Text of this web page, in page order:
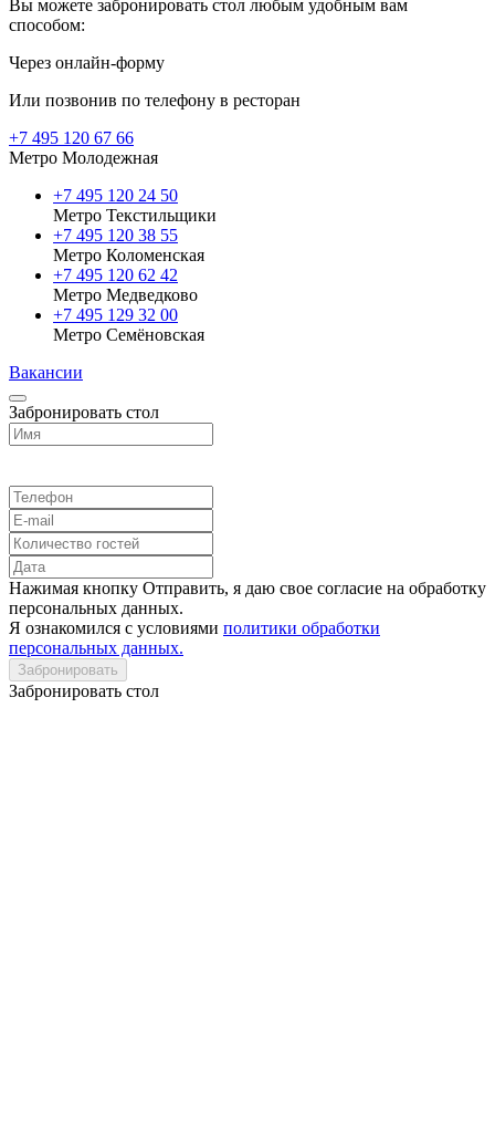
Вы можете забронировать стол любым удобным вам
способом:
Через онлайн-форму
Или позвонив по телефону в ресторан
+7 495 120 67 66
Метро Молодежная
+7 495 120 24 50
Метро Текстильщики
+7 495 120 38 55
Метро Коломенская
‎+7 495 120 62 42
Метро Медведково
+7 495 129 32 00
Метро Семёновская
Вакансии
Забронировать стол
Нажимая кнопку Отправить, я даю свое согласие на обработку
персональных данных.
Я ознакомился с условиями политики обработки
персональных данных.
Забронировать
Забронировать стол